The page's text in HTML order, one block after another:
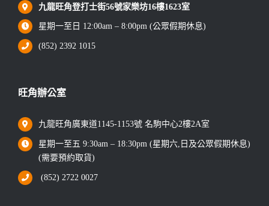
九龍旺角登打士街56號家樂坊16樓1623室
星期一至日 12:00am – 8:00pm (公眾假期休息)
(852) 2392 1015
旺角辦公室
九龍旺角廣東道1145-1153號 名駒中心2樓2A室
星期一至五 9:30am – 18:30pm (星期六,日及公眾假期休息)
(需要預約取貨)
(852) 2722 0027